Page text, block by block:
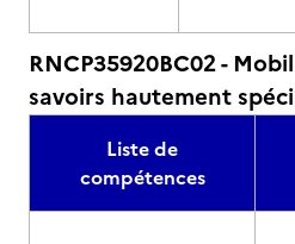
RNCP35920BC02 -
savoirs hautement
Liste de
compétences